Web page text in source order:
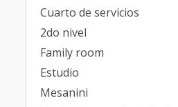
Cuarto de servicios
2do nivel
Family room
Estudio
Mesanini